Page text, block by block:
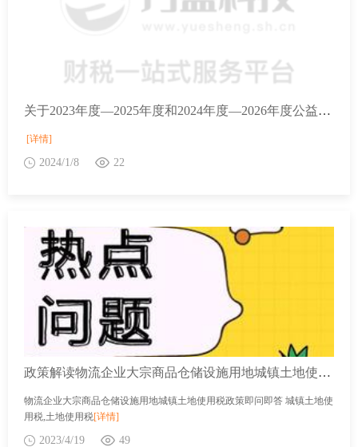
关于2023年度—2025年度和2024年度—2026年度公益性社会组织捐赠税前扣除资格名单的公告
[详情]
2024/1/8 22
政策解读物流企业大宗商品仓储设施用地城镇土地使用税政策即问即答
物流企业大宗商品仓储设施用地城镇土地使用税政策即问即答 城镇土地使
用税,土地使用税[详情]
2023/4/19 49